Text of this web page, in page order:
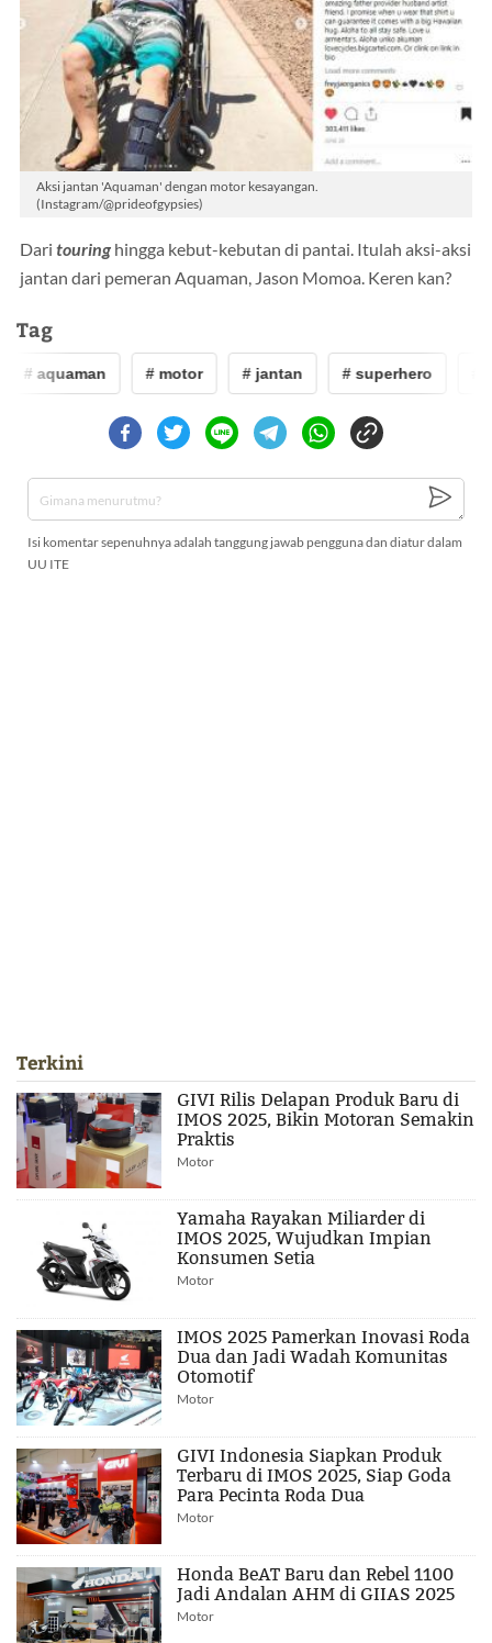
Aksi jantan 'Aquaman' dengan motor kesayangan.
(Instagram/@prideofgypsies)
Dari touring hingga kebut-kebutan di pantai. Itulah aksi-aksi
jantan dari pemeran Aquaman, Jason Momoa. Keren kan?
Tag
# aquaman # motor # jantan # superhero
Isi komentar sepenuhnya adalah tanggung jawab pengguna dan diatur dalam
UU ITE
Terkini
GIVI Rilis Delapan Produk Baru di
IMOS 2025, Bikin Motoran Semakin
Praktis
Motor
Yamaha Rayakan Miliarder di
IMOS 2025, Wujudkan Impian
Konsumen Setia
Motor
IMOS 2025 Pamerkan Inovasi Roda
Dua dan Jadi Wadah Komunitas
Otomotif
Motor
GIVI Indonesia Siapkan Produk
Terbaru di IMOS 2025, Siap Goda
Para Pecinta Roda Dua
Motor
Honda BeAT Baru dan Rebel 1100
Jadi Andalan AHM di GIIAS 2025
Motor